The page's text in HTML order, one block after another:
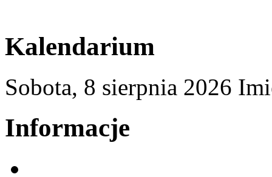
Kalendarium
Sobota, 8 sierpnia 2026
Informacje